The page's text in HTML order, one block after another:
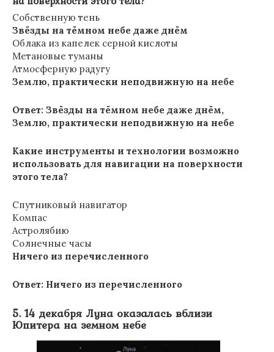
Собственную тень
Звёзды на тёмном небе даже днём
Облака из капелек серной кислоты
Метановые туманы
Атмосферную радугу
Землю, практически неподвижную на небе
Ответ: Звёзды на тёмном небе даже днём,
Землю, практически неподвижную на небе
Какие инструменты и технологии возможно
использовать для навигации на поверхности
этого тела?
Спутниковый навигатор
Компас
Астролябию
Солнечные часы
Ничего из перечисленного
Ответ: Ничего из перечисленного
5. 14 декабря Луна оказалась вблизи
Юпитера на земном небе